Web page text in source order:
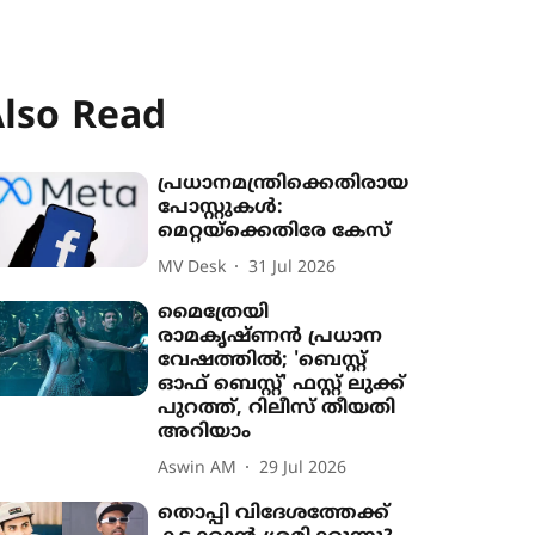
Read
പ്രധാനമന്ത്രിക്കെതിരായ
പോസ്റ്റുകൾ:
മെറ്റയ്‌ക്കെതിരേ കേസ്
MV Desk 31 Jul 2026
മൈത്രേയി
രാമകൃഷ്ണൻ പ്രധാന
വേഷത്തിൽ; 'ബെസ്റ്റ്
ഓഫ് ബെസ്റ്റ്' ഫസ്റ്റ് ലുക്ക്
പുറത്ത്, റിലീസ് തീയതി
അറിയാം
Aswin AM 29 Jul 2026
തൊപ്പി വിദേശത്തേക്ക്